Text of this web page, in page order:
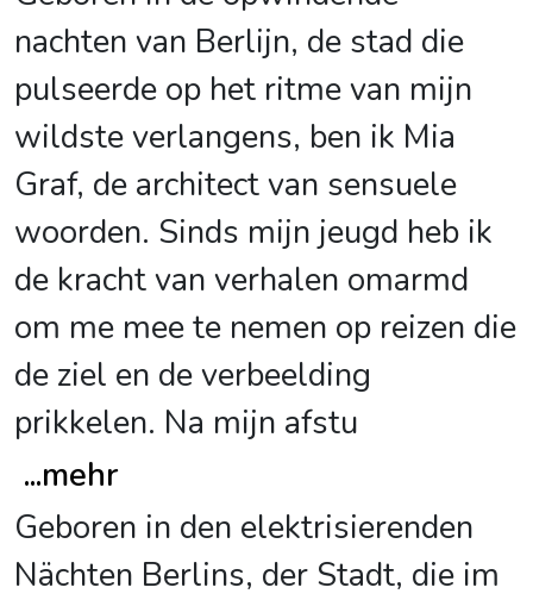
nachten van Berlijn, de stad die
pulseerde op het ritme van mijn
wildste verlangens, ben ik Mia
Graf, de architect van sensuele
woorden. Sinds mijn jeugd heb ik
de kracht van verhalen omarmd
om me mee te nemen op reizen die
de ziel en de verbeelding
prikkelen. Na mijn afstu
...mehr
Geboren in den elektrisierenden
Nächten Berlins, der Stadt, die im